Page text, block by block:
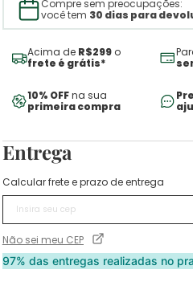
Compre sem preocupações:
você tem 30 dias para
Acima de R$299o
frete é grátis*
10% OFFna sua
primeira compra
Entrega
Calcular frete e prazo de entrega
Não sei meu CEP
97% das entregas realizadas no